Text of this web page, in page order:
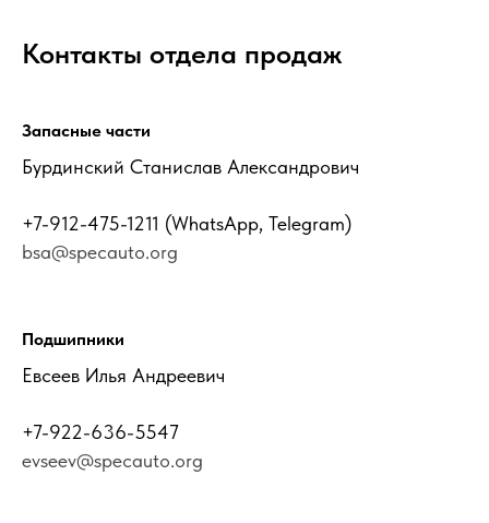
Контакты отдела продаж
Запасные части
Бурдинский Станислав Александрович
+7-912-475-1211 (WhatsApp, Telegram)
bsa@specauto.org
Подшипники
Евсеев Илья Андреевич
+7-922-636-5547
evseev@specauto.org